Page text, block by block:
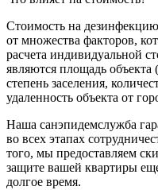
Стоимость на
от множества факторов,
расчета индивидуальной
являются площадь объекта
степень заселения,
удаленность объекта от
Наша санэпидемслужба
во всех этапах
того, мы предоставляем
защите вашей квартиры
долгое время.